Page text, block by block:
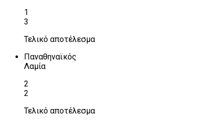
1
3
Τελικό αποτέλεσμα
Παναθηναϊκός
Λαμία
2
2
Τελικό αποτέλεσμα